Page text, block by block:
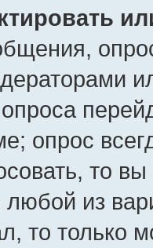
опрос
то
любой из
то только